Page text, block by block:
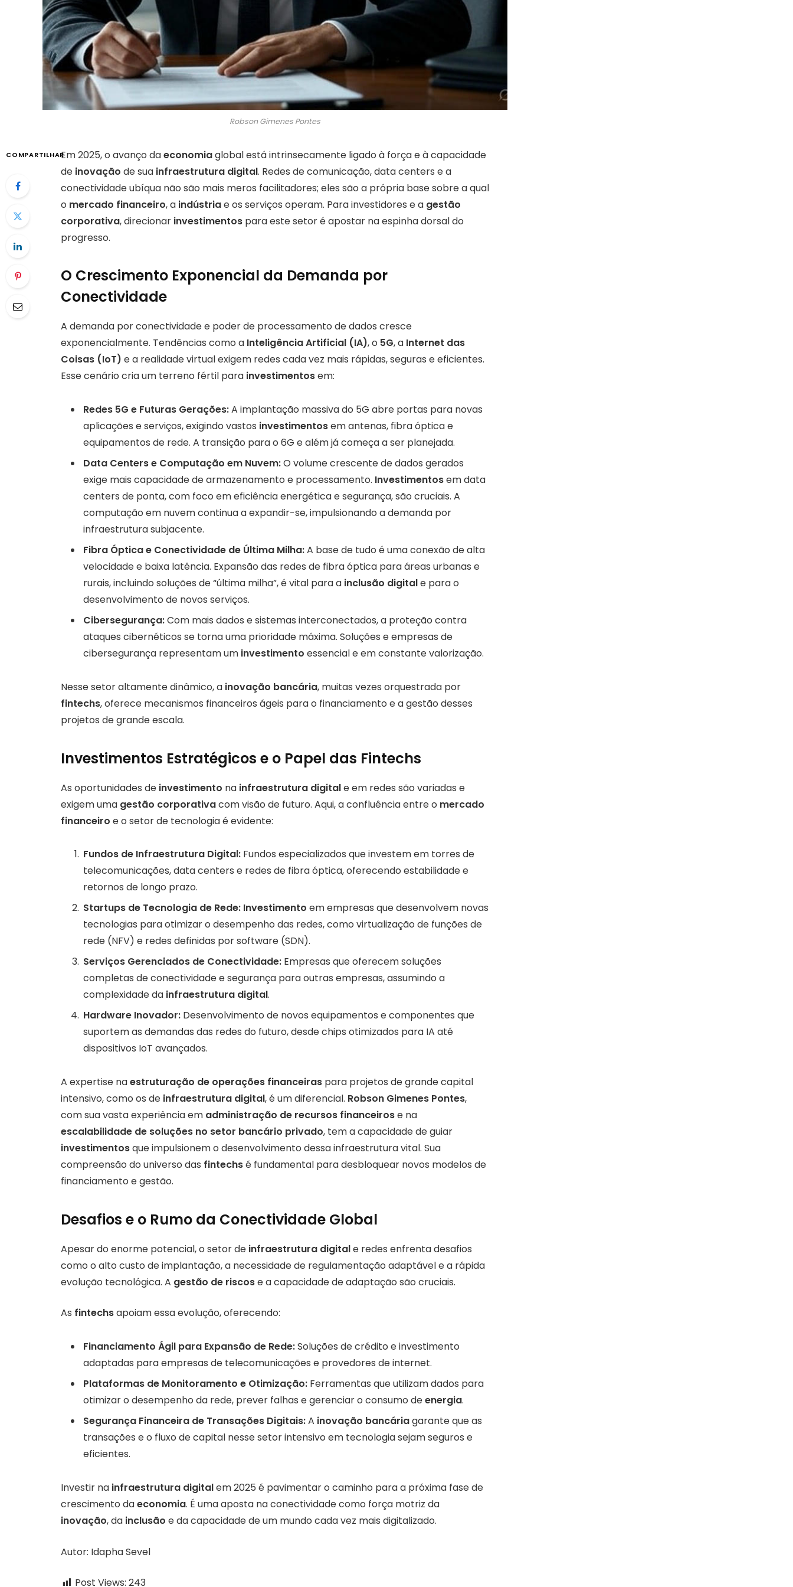
Robson Gimenes Pontes
COMPARTILHAREm 2025, o avanço daeconomiaglobal está intrinsecamente ligado à força e à capacidade
de inovação de sua infraestrutura digital. Redes de comunicação, data centers e a
conectividade ubíqua não são mais meros facilitadores; eles são a própria base sobre a qual
o mercado financeiro, a indústriae os serviços operam. Para investidores e a gestão
corporativa, direcionar investimentos para este setor é apostar na espinha dorsal do
progresso.
O Crescimento Exponencial da Demanda por
Conectividade
A demanda por conectividade e poder de processamento de dados cresce
exponencialmente. Tendências como a Inteligência Artificial (IA), o 5G, a Internet das
Coisas (IoT) e a realidade virtual exigem redes cada vez mais rápidas, seguras e eficientes.
Esse cenário cria um terreno fértil para investimentosem:
Redes 5G e Futuras Gerações:A implantação massiva do 5G abre portas para novas
aplicações e serviços, exigindo vastos investimentosem antenas, fibra óptica e
equipamentos de rede. A transição para o 6G e além já começa a ser planejada.
Data Centers e Computação em Nuvem:O volume crescente de dados gerados
exige mais capacidade de armazenamento e processamento. Investimentosem data
centers de ponta, com foco em eficiência energética e segurança, são cruciais. A
computação em nuvem continua a expandir-se, impulsionando a demanda por
infraestrutura subjacente.
Fibra Óptica e Conectividade de Última Milha:A base de tudo é uma conexão de alta
velocidade e baixa latência. Expansão das redes de fibra óptica para áreas urbanas e
rurais, incluindo soluções de “última milha”, é vital para a inclusão digitale para o
desenvolvimento de novos serviços.
Cibersegurança:Com mais dados e sistemas interconectados, a proteção contra
ataques cibernéticos se torna uma prioridade máxima. Soluções e empresas de
cibersegurança representam um investimento essencial e em constante valorização.
Nesse setor altamente dinâmico, a inovação bancária, muitas vezes orquestrada por
fintechs, oferece mecanismos financeiros ágeis para o financiamento e a gestão desses
projetos de grande escala.
Investimentos Estratégicos e o Papel das Fintechs
As oportunidades de investimento na infraestrutura digitale em redes são variadas e
exigem uma gestão corporativacom visão de futuro. Aqui, a confluência entre o mercado
financeiro e o setor de tecnologia é evidente:
Fundos de Infraestrutura Digital: Fundos especializados que investem em torres de
telecomunicações, data centers e redes de fibra óptica, oferecendo estabilidade e
retornos de longo prazo.
Startups de Tecnologia de Rede: Investimento em empresas que desenvolvem novas
tecnologias para otimizar o desempenho das redes, como virtualização de funções de
rede (NFV) e redes definidas por software (SDN).
Serviços Gerenciados de Conectividade: Empresas que oferecem soluções
completas de conectividade e segurança para outras empresas, assumindo a
complexidade da infraestrutura digital.
Hardware Inovador: Desenvolvimento de novos equipamentos e componentes que
suportem as demandas das redes do futuro, desde chips otimizados para IA até
dispositivos IoT avançados.
A expertise naestruturação de operações financeiras para projetos de grande capital
intensivo, como os de infraestrutura digital, é um diferencial. Robson Gimenes Pontes,
com sua vasta experiência em administração de recursos financeirose na
escalabilidade de soluções no setor bancário privado, tem a capacidade de guiar
investimentosque impulsionem o desenvolvimento dessa infraestrutura vital. Sua
compreensão do universo das fintechsé fundamental para desbloquear novos modelos de
financiamento e gestão.
Desafios e o Rumo da Conectividade Global
Apesar do enorme potencial, o setor de infraestrutura digitale redes enfrenta desafios
como o alto custo de implantação, a necessidade de regulamentação adaptável e a rápida
evolução tecnológica. A gestão de riscose a capacidade de adaptação são cruciais.
As fintechsapoiam essa evolução, oferecendo:
Financiamento Ágil para Expansão de Rede:Soluções de crédito e investimento
adaptadas para empresas de telecomunicações e provedores de internet.
Plataformas de Monitoramento e Otimização: Ferramentas que utilizam dados para
otimizar o desempenho da rede, prever falhas e gerenciar o consumo deenergia.
Segurança Financeira de Transações Digitais:A inovação bancáriagarante que as
transações e o fluxo de capital nesse setor intensivo em tecnologia sejam seguros e
eficientes.
Investir na infraestrutura digitalem 2025 é pavimentar o caminho para a próxima fase de
crescimento daeconomia. É uma aposta na conectividade como força motriz da
inovação, da inclusão e da capacidade de um mundo cada vez mais digitalizado.
Autor: Idapha Sevel
Post Views: 243